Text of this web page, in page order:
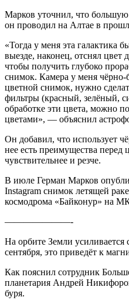
Марков уточнил, что большую
он проводил на Алтае в
«Тогда у меня эта галактика
выезде, наконец, отснял цвет
чтобы получить глубоко
снимок. Камера у меня чёрно-
цветной снимок, нужно
фильтры (красный, зелёный,
обработке эти цвета, можно
цветами», — объяснил
Он добавил, что использует
нее есть преимущества
чувствительнее и резче.
В июле Герман Марков
Instagram снимок летящей
космодрома «Байконур» на
———————-
На орбите Земли усиливается
сентября, это приведёт к
Как пояснил сотрудник
планетария Андрей
буря.